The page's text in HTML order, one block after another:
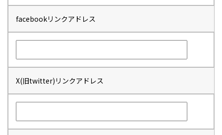
facebookリンクアドレス
X(旧twitter)リンクアドレス